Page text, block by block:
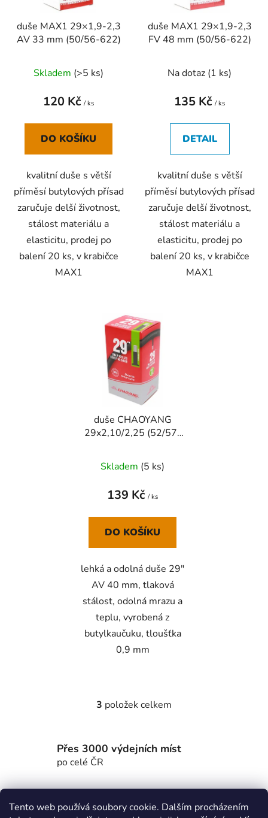
Tento web používá soubory cookie. Dalším procházením
duše MAX1 29×1,9-2,3
AV 33 mm (50/56-622)
Skladem (>5 ks)
120 Kč / ks
DO KOŠÍKU
kvalitní duše s větší
příměsí butylových přísad
zaručuje delší životnost,
stálost materiálu a
elasticitu, prodej po
balení 20 ks, v krabičce
MAX1
duše MAX1 29×1,9-2,3
FV 48 mm (50/56-622)
Na dotaz (1 ks)
135 Kč / ks
DETAIL
kvalitní duše s větší
příměsí butylových přísad
zaručuje delší životnost,
stálost materiálu a
elasticitu, prodej po
balení 20 ks, v krabičce
MAX1
duše CHAOYANG
29x2,10/2,25 (52/57-
Skladem (5 ks)
139 Kč / ks
DO KOŠÍKU
lehká a odolná duše 29"
AV 40 mm, tlaková
stálost, odolná mrazu a
teplu, vyrobená z
butylkaučuku, tloušťka
0,9 mm
O
á
c
í
3 položek celkem
Přes 3000 výdejních míst
po celé ČR
Z